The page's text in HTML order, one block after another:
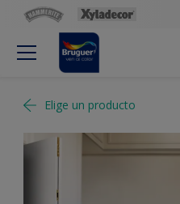
Elige un producto